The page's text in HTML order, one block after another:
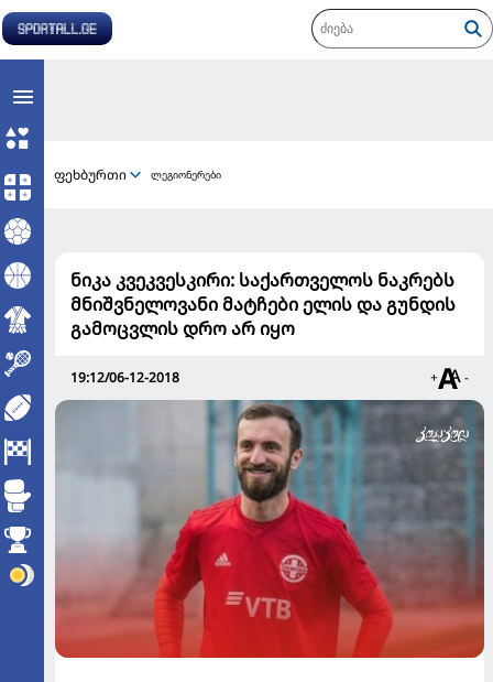
ფეხბურთი ლეგიონერები
ნიკა კვეკვესკირი: საქართველოს ნაკრებს
მნიშვნელოვანი მატჩები ელის და გუნდის
გამოცვლის დრო არ იყო
19:12/06-12-2018 + -